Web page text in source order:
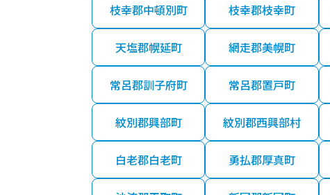
枝幸郡中頓別町 枝幸郡枝幸町
天塩郡幌延町 網走郡美幌町
常呂郡訓子府町 常呂郡置戸町
紋別郡興部町 紋別郡西興部村
白老郡白老町 勇払郡厚真町